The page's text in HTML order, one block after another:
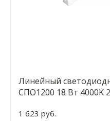
Линейный
СПО1200 18 Вт 4000K
1 623 руб.